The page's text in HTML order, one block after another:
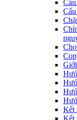
Kết
Kết